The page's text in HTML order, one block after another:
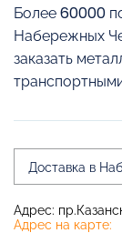
Более 60000
Набережных
заказать
Доставка в
Адрес:
Адрес на карте: